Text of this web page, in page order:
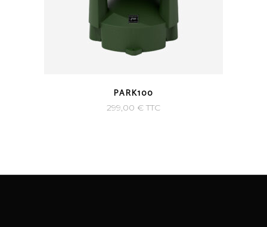
PARK100
299,00 €TTC